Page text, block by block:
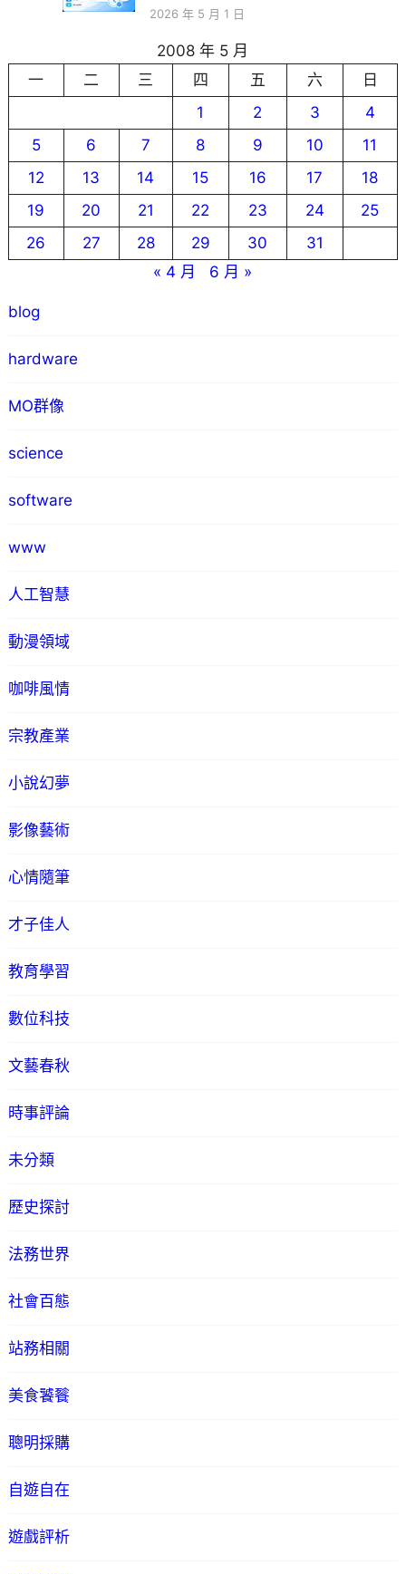
2026 年 5 月 1 日
2008 年 5 月
一
二 三 四 五 六
日
1
2 3
4
5
6 7 8 9 10
11
12
13 14 15 16 17
18
19
20 21 22 23 24
25
26
27 28 29 30
31
« 4 月
6 月 »
blog
hardware
MO群像
science
software
www
人工智慧
動漫領域
咖啡風情
宗教產業
小說幻夢
影像藝術
心情隨筆
才子佳人
教育學習
數位科技
文藝春秋
時事評論
未分類
歷史探討
法務世界
社會百態
站務相關
美食饕餮
聰明採購
自遊自在
遊戲評析